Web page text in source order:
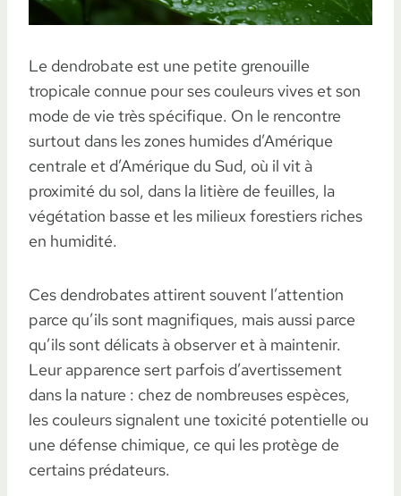
Le dendrobate est une petite grenouille
tropicale connue pour ses couleurs vives et son
mode de vie très spécifique. On le rencontre
surtout dans les zones humides d’Amérique
centrale et d’Amérique du Sud, où il vit à
proximité du sol, dans la litière de feuilles, la
végétation basse et les milieux forestiers riches
en humidité.
Ces dendrobates attirent souvent l’attention
parce qu’ils sont magnifiques, mais aussi parce
qu’ils sont délicats à observer et à maintenir.
Leur apparence sert parfois d’avertissement
dans la nature : chez de nombreuses espèces,
les couleurs signalent une toxicité potentielle ou
une défense chimique, ce qui les protège de
certains prédateurs.